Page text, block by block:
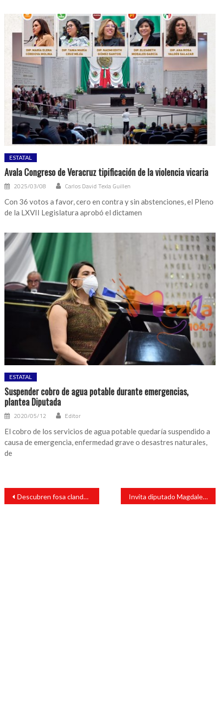
ESTATAL
Avala Congreso de Veracruz tipificación de la violencia vicaria
2025/03/08 Carlos David Texla Guillen
Con 36 votos a favor, cero en contra y sin abstenciones, el Pleno
de la LXVII Legislatura aprobó el dictamen
ESTATAL
Suspender cobro de agua potable durante emergencias,
plantea Diputada
2020/05/12 Editor
El cobro de los servicios de agua potable quedaría suspendido a
causa de emergencia, enfermedad grave o desastres naturales,
de
Navegación
entradas
Descubren fosa clandestina en Rancho “El Retiro” en Acayucan Invita diputado Magdaleno Rosales a participar en la recolección de firmar para enjuiciar a expresidentes